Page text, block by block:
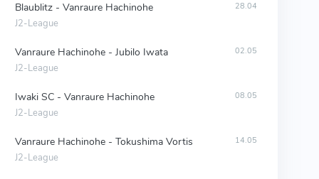
Blaublitz - Vanraure Hachinohe
J2-League
28.04
Vanraure Hachinohe - Jubilo Iwata
J2-League
02.05
Iwaki SC - Vanraure Hachinohe
J2-League
08.05
Vanraure Hachinohe - Tokushima Vortis
J2-League
14.05